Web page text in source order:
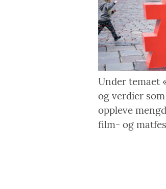
Under temaet
og verdier
oppleve
film- og